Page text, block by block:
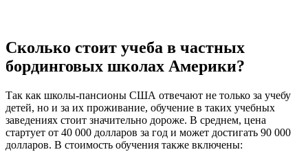
Сколько стоит учеба в частных
бординговых школах Америки?
Так как школы-пансионы США отвечают не только за учебу
детей, но и за их проживание, обучение в таких учебных
заведениях стоит значительно дороже. В среднем, цена
стартует от 40 000 долларов за год и может достигать 90 000
долларов. В стоимость обучения также включены: